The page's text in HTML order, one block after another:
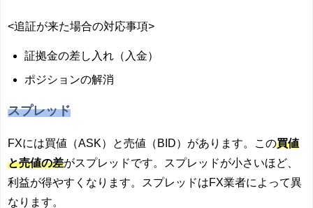
<追証が来た場合の対応事項>
証拠金の差し入れ（入金）
ポジションの解消
スプレッド
FXには買値（ASK）と売値（BID）があります。この買値
と売値の差がスプレッドです。スプレッドが小さいほど、
利益が得やすくなります。スプレッドはFX業者によって異
なります。